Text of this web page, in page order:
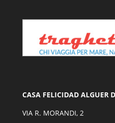
CASA FELICIDAD ALGUER
VIA R. MORANDI, 2